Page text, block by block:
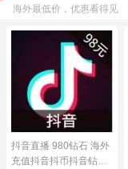
海外最低价，优惠看得见
抖音直播 980钻石 海外
充值抖音抖币抖音钻98